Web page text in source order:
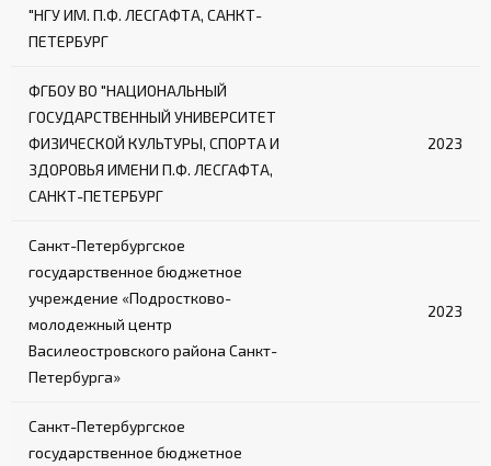
"НГУ ИМ. П.Ф. ЛЕСГАФТА, САНКТ-
ПЕТЕРБУРГ
ФГБОУ ВО "НАЦИОНАЛЬНЫЙ
ГОСУДАРСТВЕННЫЙ УНИВЕРСИТЕТ
ФИЗИЧЕСКОЙ КУЛЬТУРЫ, СПОРТА И
ЗДОРОВЬЯ ИМЕНИ П.Ф. ЛЕСГАФТА,
САНКТ-ПЕТЕРБУРГ
2023
Санкт-Петербургское
государственное бюджетное
учреждение «Подростково-
молодежный центр
Василеостровского района Санкт-
Петербурга»
2023
Санкт-Петербургское
государственное бюджетное